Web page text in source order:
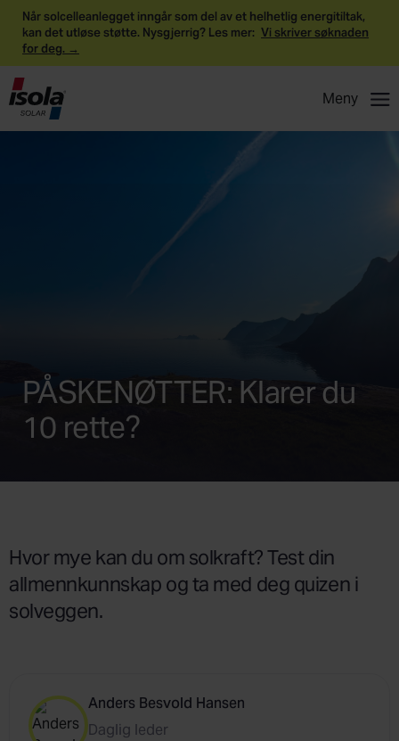
Når solcelleanlegget inngår som del av et helhetlig energitiltak,
kan det utløse støtte. Nysgjerrig? Les mer: Vi skriver søknaden
for deg. →
Meny
PÅSKENØTTER: Klarer du
10 rette?
Anders Besvold Hansen
Daglig leder
Hvor mye kan du om solkraft? Test din
allmennkunnskap og ta med deg quizen i
solveggen.